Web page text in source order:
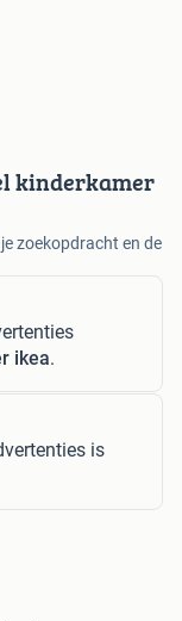
kinderkamer
zoekopdracht en de
ikea.
is